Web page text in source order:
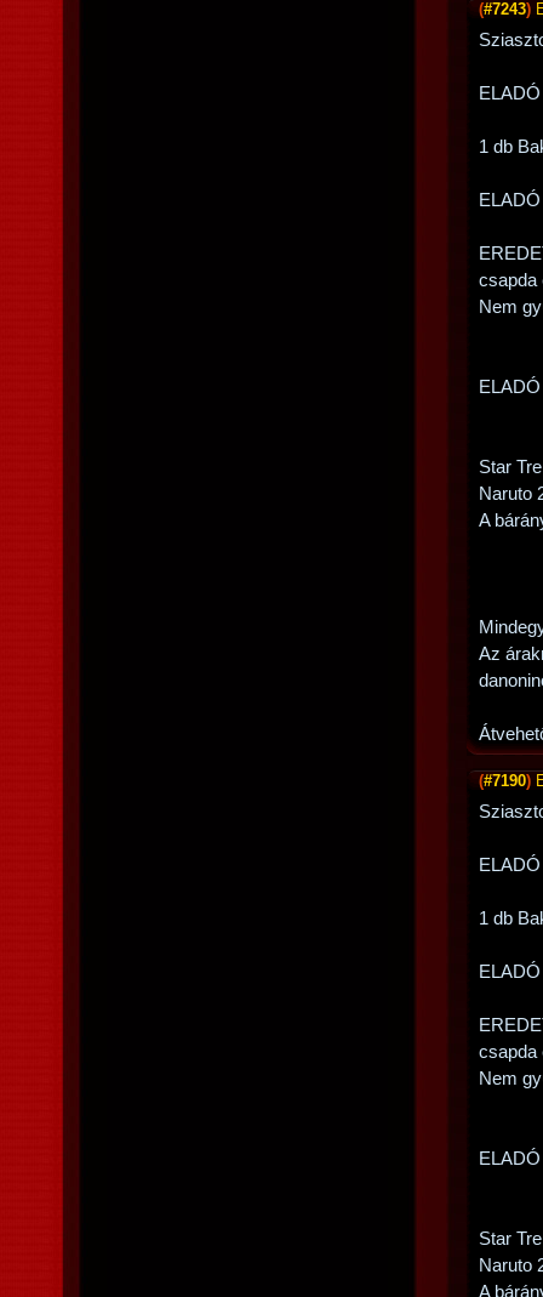
(#7243)
1 db
csapda
Nem
Star
Naruto
A
Az
(#7190)
1 db
csapda
Nem
Star
Naruto
A